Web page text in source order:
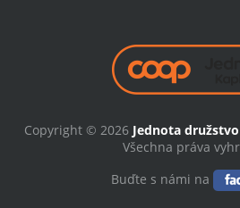
Copyright © 2026 Jednota
Všechna práva
Buďte s námi na